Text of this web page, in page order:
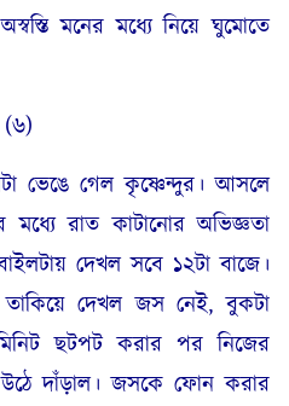
মনের মধ্যে নিয়ে ঘুমোতে
(৬)
ভেঙে গেল কৃষ্ণেন্দুর। আসলে
রাত কাটানোর অভিজ্ঞতা
দেখল সবে ১২টা বাজে।
তাকিয়ে দেখল জস নেই, বুকটা
ছটপট করার পর নিজের
উঠে দাঁড়াল। জসকে ফোন করার